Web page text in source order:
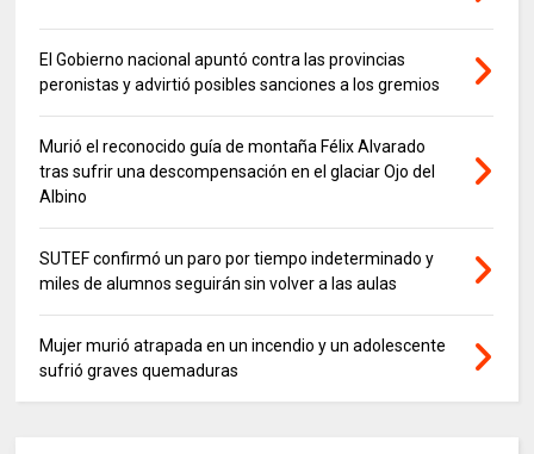
El Gobierno nacional apuntó contra las provincias
peronistas y advirtió posibles sanciones a los gremios
Murió el reconocido guía de montaña Félix Alvarado
tras sufrir una descompensación en el glaciar Ojo del
Albino
SUTEF confirmó un paro por tiempo indeterminado y
miles de alumnos seguirán sin volver a las aulas
Mujer murió atrapada en un incendio y un adolescente
sufrió graves quemaduras